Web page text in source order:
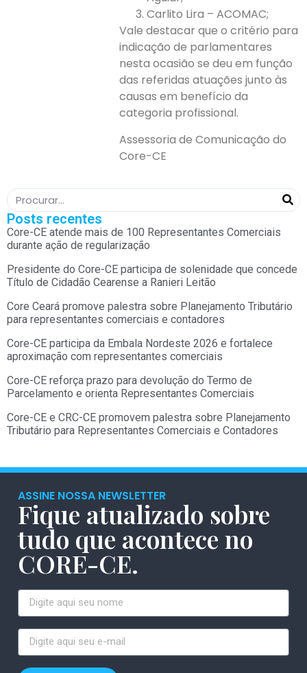
Carlito Lira – ACOMAC;
Vale destacar que o critério para
indicação de parlamentares
nesta ocasião se deu em função
das referidas atuações junto às
causas em benefício da
categoria profissional.
Assessoria de Comunicação do
Core-CE
Posts recentes
Core-CE atende mais de 100 Representantes Comerciais
durante ação de regularização
Presidente do Core-CE participa de solenidade que concede
Título de Cidadão Cearense a Ranieri Leitão
Core Ceará promove palestra sobre Planejamento Tributário
para representantes comerciais e contadores
Core-CE participa da Embala Nordeste 2026 e fortalece
aproximação com representantes comerciais
Core-CE reforça prazo para devolução do Termo de
Parcelamento e orienta Representantes Comerciais
Core-CE e CRC-CE promovem palestra sobre Planejamento
Tributário para Representantes Comerciais e Contadores
ASSINE NOSSA NEWSLETTER
Fique atualizado sobre
tudo que acontece no
CORE-CE.